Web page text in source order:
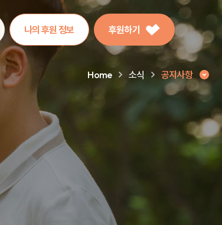
나의 후원 정보 후원하기
Home 소식 공지사항